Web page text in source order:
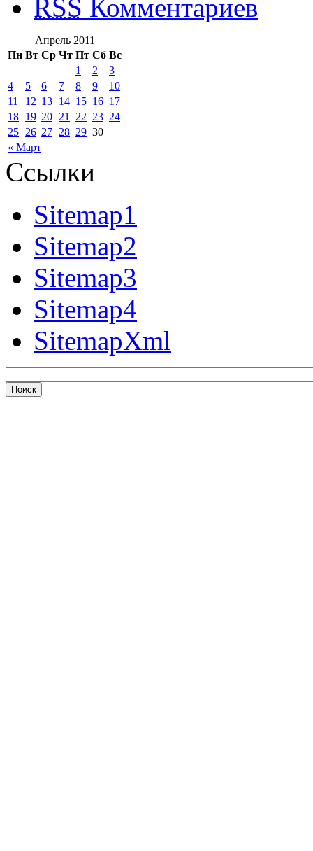
RSS Комментариев
Апрель 2011
Пн Вт Ср Чт Пт Сб Вс
« Март
1 2
3
4
5 6 7 8 9
10
11
12 13 14 15 16 17
18 19 20 21 22 23 24
25 26 27 28 29 30
Ссылки
Sitemap1
Sitemap2
Sitemap3
Sitemap4
SitemapXml